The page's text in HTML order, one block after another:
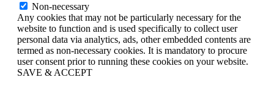
Non-necessary
Any cookies that may not be particularly necessary for the
website to function and is used specifically to collect user
personal data via analytics, ads, other embedded contents are
termed as non-necessary cookies. It is mandatory to procure
user consent prior to running these cookies on your website.
SAVE & ACCEPT